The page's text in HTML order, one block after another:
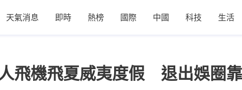
天氣消息 即時 熱榜 國際 中國 科技 生活
飛機飛夏威夷度假 退出娛圈